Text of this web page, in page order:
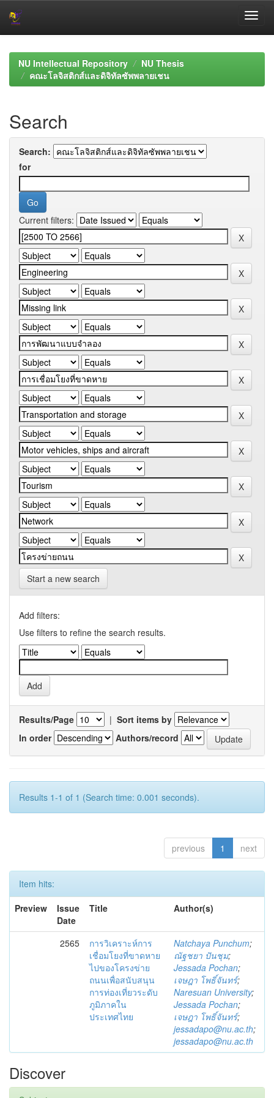
navigationNU Intellectual Repository
NU Thesis
คณะโลจิสติกส์และดิจิทัลซัพพลายเชน
Search
Search:
for
Current filters:
Start a new search
Add filters:
Use filters to refine the search results.
Results/Page | Sort items by
In order
Authors/record
Results 1-1 of 1 (Search time: 0.001 seconds).
previous 1 next
Item hits:
Preview
Issue
Date
Title Author(s)
2565
การวิเคราะห์การ
เชื่อมโยงที่ขาดหาย
ไปของโครงข่าย
ถนนเพื่อสนับสนุน
การท่องเที่ยวระดับ
ภูมิภาคใน
ประเทศไทย
Natchaya Punchum;
ณัฐชยา ปันชุม;
Jessada Pochan;
เจษฎา โพธิ์จันทร์;
Naresuan University;
Jessada Pochan;
เจษฎา โพธิ์จันทร์;
jessadapo@nu.ac.th;
jessadapo@nu.ac.th
Discover